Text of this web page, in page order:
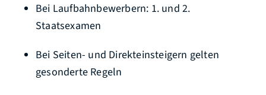
Bei Laufbahnbewerbern: 1. und 2.
Staatsexamen
Bei Seiten- und Direkteinsteigern gelten
gesonderte Regeln